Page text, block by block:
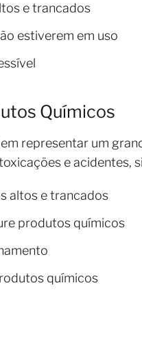
e trancados
estiverem em uso
Químicos
representar um
e acidentes,
altos e trancados
produtos químicos
químicos